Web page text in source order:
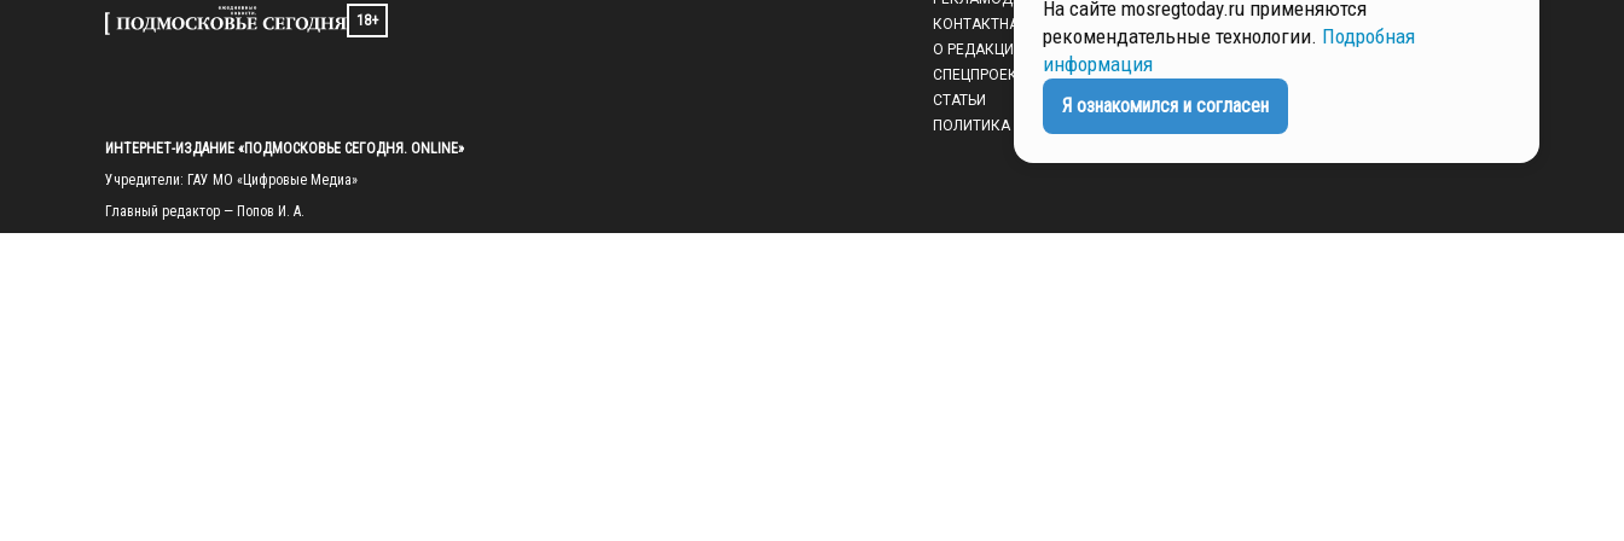
18+
ИНТЕРНЕТ-ИЗДАНИЕ «ПОДМОСКОВЬЕ СЕГОДНЯ. ONLINE»
Учредители: ГАУ МО «Цифровые Медиа»
Главный редактор — Попов И. А.
КОНТАКТНАЯ ИНФОРМАЦИЯ
О РЕДАКЦИИ
СПЕЦПРОЕКТЫ
СТАТЬИ
ПОЛИТИКА КОНФИДЕНЦИАЛЬНОСТИ
На сайте mosregtoday.ru применяются
рекомендательные технологии. Подробная
информация
Я ознакомился и согласен